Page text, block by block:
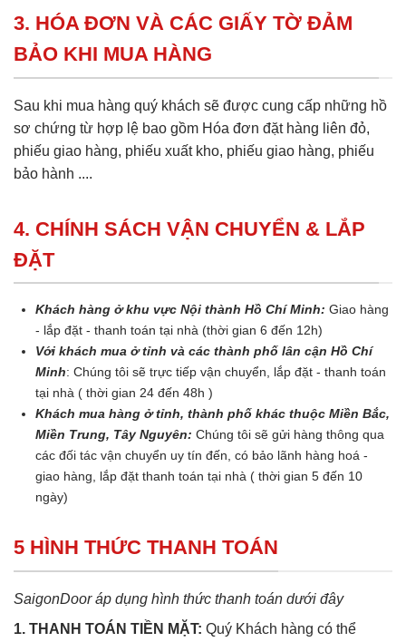
3. HÓA ĐƠN VÀ CÁC GIẤY TỜ ĐẢM
BẢO KHI MUA HÀNG
Sau khi mua hàng quý khách sẽ được cung cấp những hồ
sơ chứng từ hợp lệ bao gồm Hóa đơn đặt hàng liên đỏ,
phiếu giao hàng, phiếu xuất kho, phiếu giao hàng, phiếu
bảo hành ....
4. CHÍNH SÁCH VẬN CHUYỂN & LẮP
ĐẶT
Khách hàng ở khu vực Nội thành Hồ Chí Minh: Giao hàng
- lắp đặt - thanh toán tại nhà (thời gian 6 đến 12h)
Với khách mua ở tỉnh và các thành phố lân cận Hồ Chí
Minh: Chúng tôi sẽ trực tiếp vận chuyển, lắp đặt - thanh toán
tại nhà ( thời gian 24 đến 48h )
Khách mua hàng ở tỉnh, thành phố khác thuộc Miền Bắc,
Miền Trung, Tây Nguyên: Chúng tôi sẽ gửi hàng thông qua
các đối tác vận chuyển uy tín đến, có bảo lãnh hàng hoá -
giao hàng, lắp đặt thanh toán tại nhà ( thời gian 5 đến 10
ngày)
5 HÌNH THỨC THANH TOÁN
SaigonDoor áp dụng hình thức thanh toán dưới đây
1. THANH TOÁN TIỀN MẶT: Quý Khách hàng có thể